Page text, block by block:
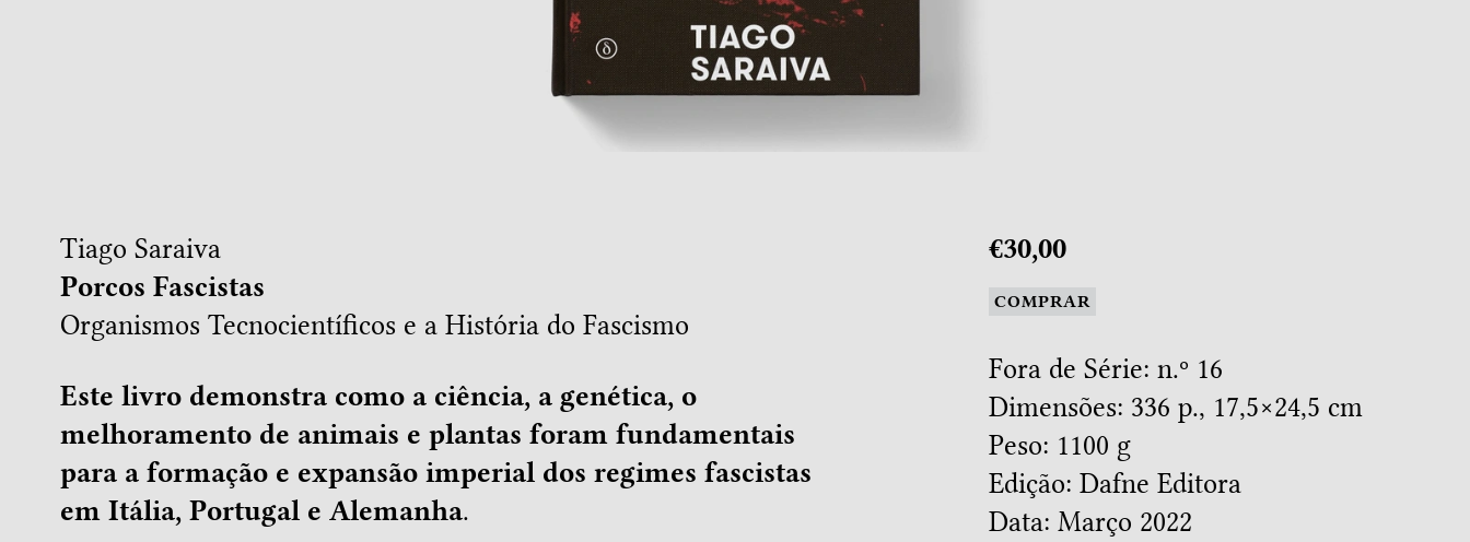
Tiago Saraiva
Porcos Fascistas
Organismos Tecnocientíficos e a História do Fascismo
Este livro demonstra como a ciência, a genética, o
melhoramento de animais e plantas foram fundamentais
para a formação e expansão imperial dos regimes fascistas
em Itália, Portugal e Alemanha.
€30,00
COMPRAR
Fora de Série: n.º 16
Dimensões: 336 p., 17,5×24,5 cm
Peso: 1100 g
Edição: Dafne Editora
Data: Março 2022